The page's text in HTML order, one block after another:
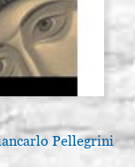
Pellegrini